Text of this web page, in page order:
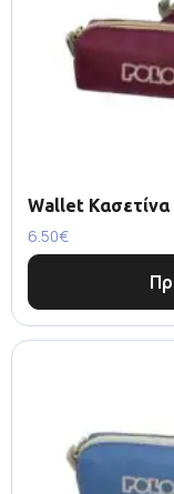
Wallet Κασετίνα
6.50€